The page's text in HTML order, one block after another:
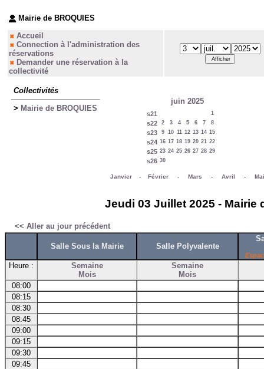
Mairie de BROQUIES
Accueil
Connection à l'administration des
réservations
Demander une réservation à la
collectivité
Collectivités
> Mairie de BROQUIES
juin 2025
s21 1
s22 2 3 4 5 6 7 8
s23 9 10 11 12 13 14 15
s24 16 17 18 19 20 21 22
s25 23 24 25 26 27 28 29
s26 30
Janvier- Février- Mars - Avril - Mai
Jeudi 03 Juillet 2025 - Mairie
<< Aller au jour précédent
Salle Sous la Mairie Salle Polyvalente
Heure :
Semaine
Mois
Semaine
Mois
08:00
08:15
08:30
08:45
09:00
09:15
09:30
09:45